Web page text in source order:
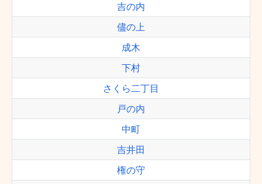
吉の内
儘の上
成木
下村
さくら二丁目
戸の内
中町
吉井田
権の守